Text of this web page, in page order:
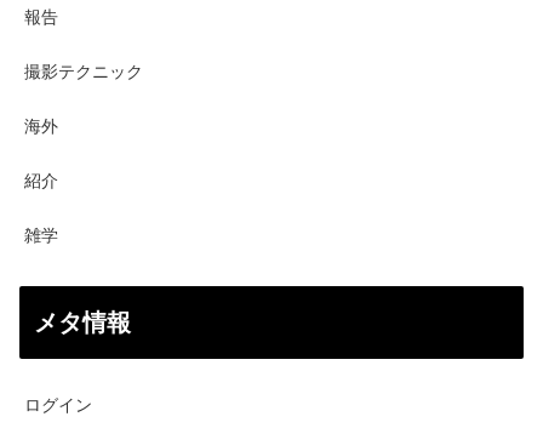
報告
撮影テクニック
海外
紹介
雑学
メタ情報
ログイン